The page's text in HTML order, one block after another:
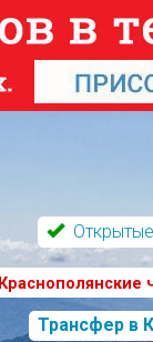
Краснополянские
Трансфер в